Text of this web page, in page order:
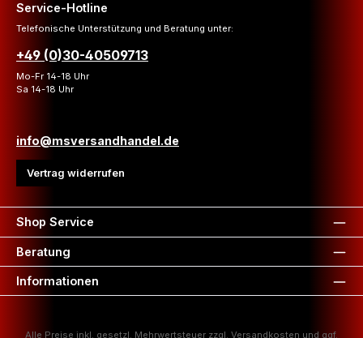
Service-Hotline
Telefonische Unterstützung und Beratung unter:
+49 (0)30-40509713
Mo-Fr 14-18 Uhr
Sa 14-18 Uhr
info@msversandhandel.de
Vertrag widerrufen
Shop Service
Beratung
Informationen
Alle Preise inkl. gesetzl. Mehrwertsteuer zzgl. Versandkosten und ggf.